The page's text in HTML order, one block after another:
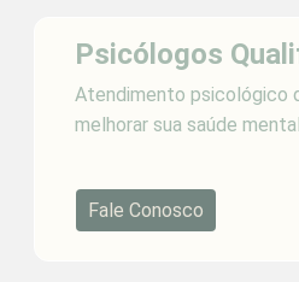
Psicólogos
Atendimento psicológico
melhorar sua saúde
Fale Conosco